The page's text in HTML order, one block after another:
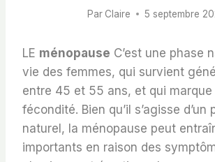
Par Claire 5 septembre
LE ménopause C’est une phase
vie des femmes, qui survient
entre 45 et 55 ans, et qui marque
fécondité. Bien qu’il s’agisse d’un
naturel, la ménopause peut
importants en raison des